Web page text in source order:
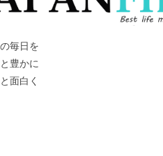
毎日を
豊かに
面白く